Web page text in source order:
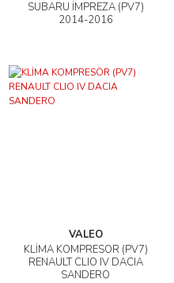
SUBARU İMPREZA (PV7)
2014-2016
VALEO
KLİMA KOMPRESÖR (PV7)
RENAULT CLIO IV DACIA
SANDERO